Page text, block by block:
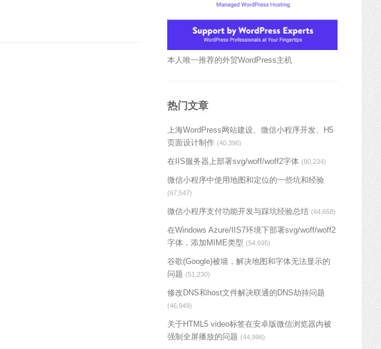
本人唯一推荐的外贸WordPress主机
热门文章
上海WordPress网站建设、微信小程序开发、H5
页面设计制作 (40,396)
在IIS服务器上部署svg/woff/woff2字体 (80,234)
微信小程序中使用地图和定位的一些坑和经验
(67,547)
微信小程序支付功能开发与踩坑经验总结 (64,658)
在Windows Azure/IIS7环境下部署svg/woff/woff2
字体，添加MIME类型 (54,695)
谷歌(Google)被墙，解决地图和字体无法显示的
问题 (51,230)
修改DNS和host文件解决联通的DNS劫持问题
(46,949)
关于HTML5 video标签在安卓版微信浏览器内被
强制全屏播放的问题 (44,996)